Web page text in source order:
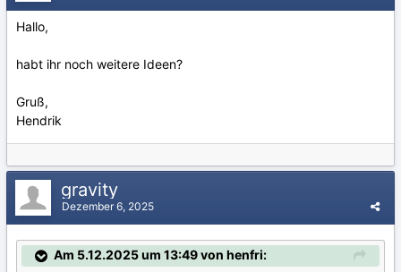
Hallo,
habt ihr noch weitere Ideen?
Gruß,
Hendrik
gravity
Dezember 6, 2025
Am 5.12.2025 um 13:49 von henfri: